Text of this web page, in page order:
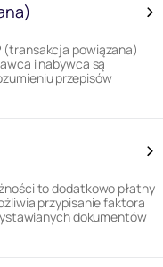
(transakcja powiązana)
i nabywca są
przepisów
to dodatkowo płatny
przypisanie faktora
dokumentów